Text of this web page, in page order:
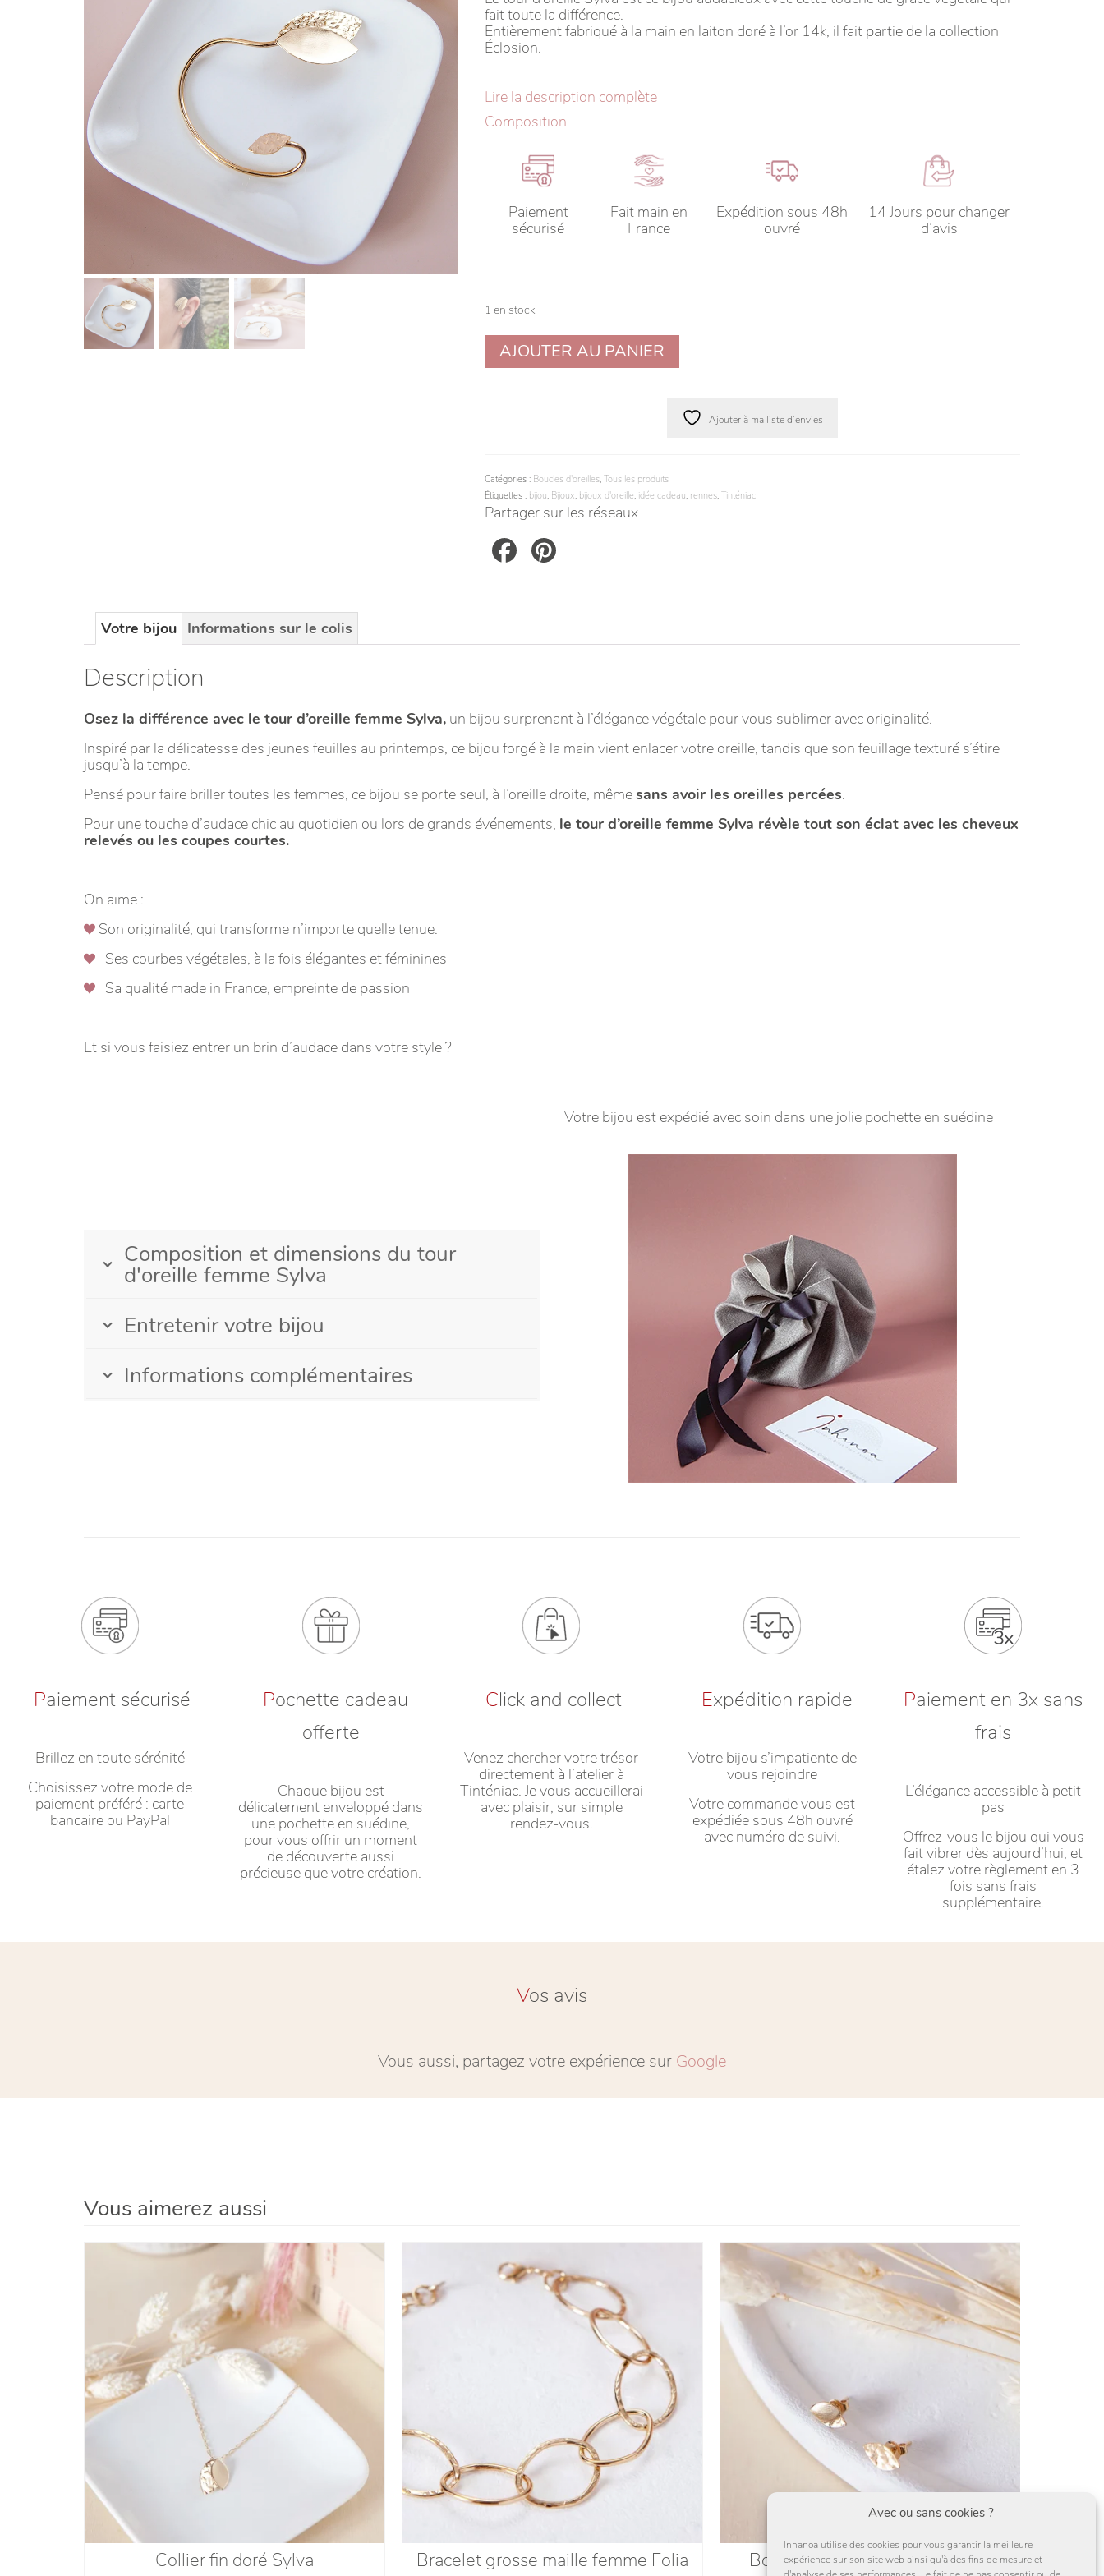
Avec ou sans cookies ?
Inhanoa utilise des cookies pour vous garantir la meilleure
expérience sur son site web ainsi qu'à des fins de mesure et
fait toute la différence.
Entièrement fabriqué à la main en laiton doré à l’or 14k, il fait partie de la collection
Éclosion.
Lire la description complète
Composition
Paiement
sécurisé
Fait main en
France
Expédition sous 48h
ouvré
14 Jours pour changer
d’avis
1 en stock
quantité
deAJOUTER AU PANIER
Ajouter à ma liste d’envies
Catégories : Boucles d'oreilles, Tous les produits
Étiquettes : bijou, Bijoux, bijoux d'oreille, idée cadeau, rennes, Tinténiac
Partager sur les réseaux
Facebook
Votre bijou Informations sur le colis
Description
Osez la différence avec le tour d’oreille femme Sylva, un bijou surprenant à l’élégance végétale pour vous sublimer avec originalité.
Inspiré par la délicatesse des jeunes feuilles au printemps, ce bijou forgé à la main vient enlacer votre oreille, tandis que son feuillage texturé s’étire
jusqu’à la tempe.
Pensé pour faire briller toutes les femmes, ce bijou se porte seul, à l’oreille droite, mêmesans avoir les oreilles percées.
Pour une touche d’audace chic au quotidien ou lors de grands événements, le tour d’oreille femme Sylva révèle tout son éclat avec les cheveux
relevés ou les coupes courtes.
On aime :
Son originalité, qui transforme n’importe quelle tenue.
Ses courbes végétales, à la fois élégantes et féminines
Sa qualité made in France, empreinte de passion
Et si vous faisiez entrer un brin d’audace dans votre style ?
Composition et dimensions du tour
d'oreille femme Sylva
Entretenir votre bijou
Informations complémentaires
Votre bijou est expédié avec soin dans une jolie pochette en suédine
Paiement sécurisé
Brillez en toute sérénité
Choisissez votre mode de
paiement préféré : carte
bancaire ou PayPal
Pochette cadeau
offerte
Chaque bijou est
délicatement enveloppé dans
une pochette en suédine,
pour vous offrir un moment
de découverte aussi
précieuse que votre création.
Click and collect
Venez chercher votre trésor
directement à l’atelier à
Tinténiac. Je vous accueillerai
avec plaisir, sur simple
rendez-vous.
Expédition rapide
Votre bijou s’impatiente de
vous rejoindre
Votre commande vous est
expédiée sous 48h ouvré
avec numéro de suivi.
Paiement en 3x sans
frais
L’élégance accessible à petit
pas
Offrez-vous le bijou qui vous
fait vibrer dès aujourd’hui, et
étalez votre règlement en 3
fois sans frais
supplémentaire.
Vos avis
Vous aussi, partagez votre expérience sur Google
Vous aimerez aussi
Collier fin doré Sylva Bracelet grosse maille femme Folia Boucles d’oreilles puces dorées